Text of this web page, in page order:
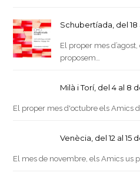
Schubertíada, del 18
El proper mes
proposem…
Milà i Torí, del 4 al 8
El proper mes d'octubre els Amics
Venècia, del 12 al 15
El mes de novembre, els Amics us